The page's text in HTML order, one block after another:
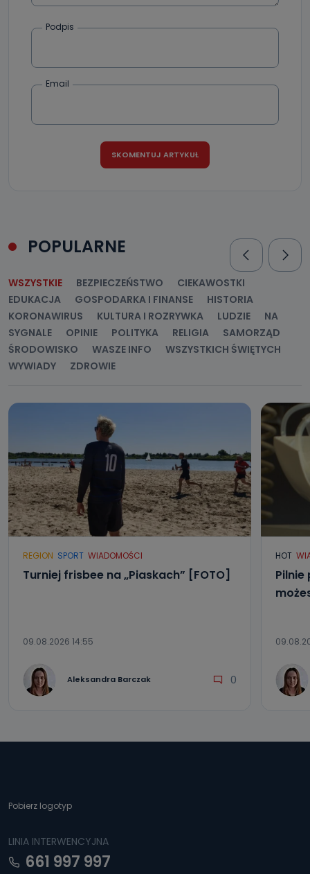
Podpis
Email
POPULARNE
WSZYSTKIE BEZPIECZEŃSTWO
CIEKAWOSTKI
EDUKACJA
GOSPODARKA I FINANSE
HISTORIA
KORONAWIRUS
KULTURA I ROZRYWKA LUDZIE
NA
SYGNALE
OPINIE POLITYKA RELIGIA
SAMORZĄD
ŚRODOWISKO
WASZE INFO
WSZYSTKICH ŚWIĘTYCH
WYWIADY
ZDROWIE
REGION SPORT WIADOMOŚCI
Turniej frisbee na „Piaskach” [FOTO]
09.08.2026 14:55
Aleksandra Barczak 0
HOT
Pobierz logotyp
LINIA INTERWENCYJNA
661 997 997